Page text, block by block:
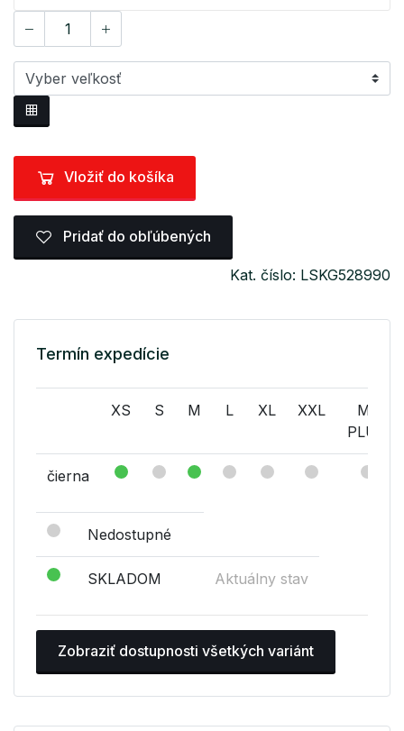
Vložiť do košíka
Pridať do obľúbených
Kat. číslo: LSKG528990
Termín expedície
XS S M L XL XXL
M-
PLUS
čierna
Nedostupné
SKLADOM Aktuálny stav
Zobraziť dostupnosti všetkých variánt